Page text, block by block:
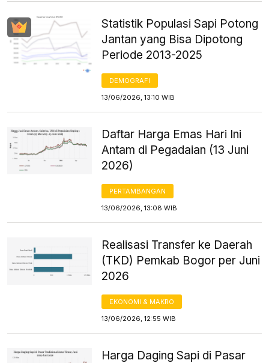
Statistik Populasi Sapi Potong
Jantan yang Bisa Dipotong
Periode 2013-2025
DEMOGRAFI
13/06/2026, 13:10 WIB
Daftar Harga Emas Hari Ini
Antam di Pegadaian (13 Juni
2026)
PERTAMBANGAN
13/06/2026, 13:08 WIB
Realisasi Transfer ke Daerah
(TKD) Pemkab Bogor per Juni
2026
EKONOMI & MAKRO
13/06/2026, 12:55 WIB
Harga Daging Sapi di Pasar